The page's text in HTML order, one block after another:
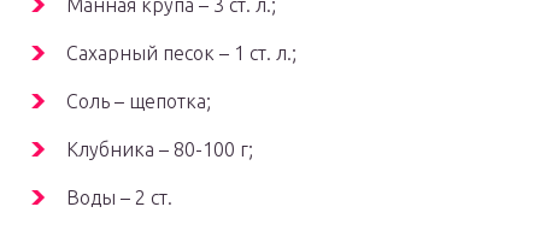
Манная крупа – 3 ст. л.;
Сахарный песок – 1 ст. л.;
Соль – щепотка;
Клубника – 80-100 г;
Воды – 2 ст.